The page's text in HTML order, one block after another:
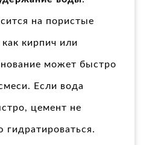
на пористые
кирпич или
может быстро
Если вода
цемент не
гидратироваться.